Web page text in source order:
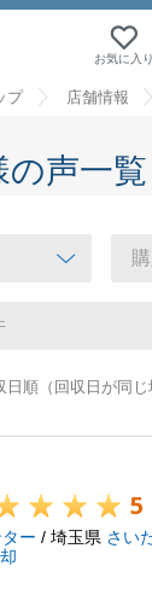
お気に入り
プ 店舗情報
の声一覧
順（回収日が同じ
5
ー / 埼玉県 さい